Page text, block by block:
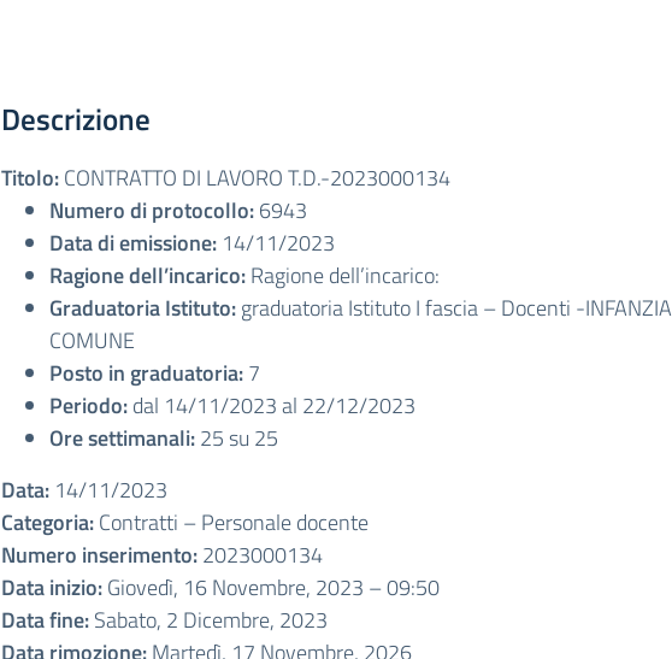
Descrizione
Titolo:CONTRATTO DI LAVORO T.D.-2023000134
Numero di protocollo:6943
Data di emissione: 14/11/2023
Ragione dell’incarico:Ragione dell’incarico:
Graduatoria Istituto:graduatoria Istituto I fascia – Docenti -INFANZIA
COMUNE
Posto in graduatoria:7
Periodo:dal 14/11/2023 al 22/12/2023
Ore settimanali:25 su 25
Data: 14/11/2023
Categoria:Contratti – Personale docente
Numero inserimento:2023000134
Data inizio:Giovedì, 16 Novembre, 2023 – 09:50
Data fine:Sabato, 2 Dicembre, 2023
Data rimozione:Martedì, 17 Novembre, 2026